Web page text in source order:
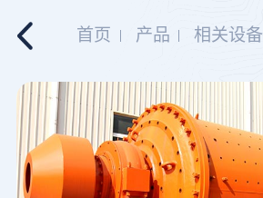
首页 产品 相关设备